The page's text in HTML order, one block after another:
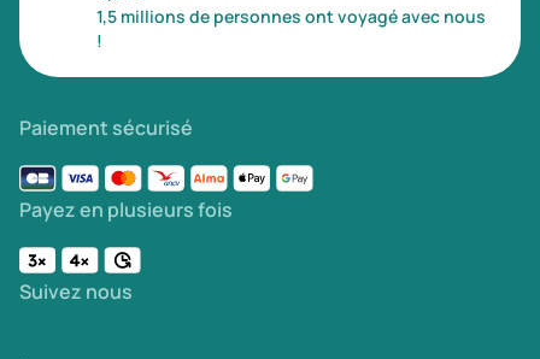
1,5 millions de personnes ont voyagé avec nous
!
Paiement sécurisé
Payez en plusieurs fois
Suivez nous